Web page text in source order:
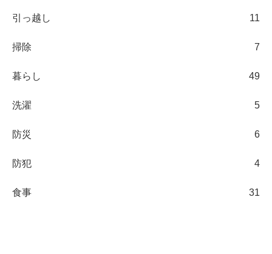
引っ越し 11
掃除 7
暮らし 49
洗濯 5
防災 6
防犯 4
食事 31